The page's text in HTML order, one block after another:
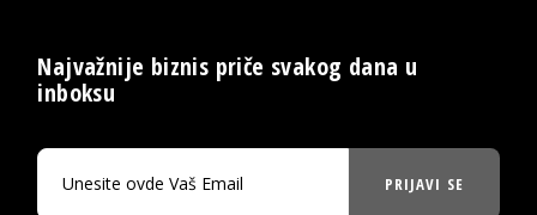
Najvažnije biznis priče svakog dana u
inboksu
PRIJAVI SE